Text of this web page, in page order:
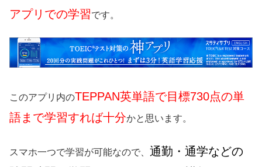
アプリでの学習です。
このアプリ内のTEPPAN英単語で目標730点の単
語まで学習すれば十分かと思います。
スマホ一つで学習が可能なので、 通勤・通学などの